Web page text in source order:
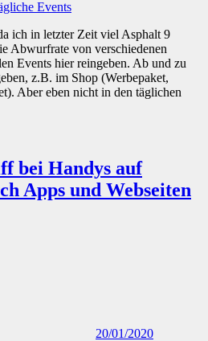
ich in letzter Zeit viel Asphalt 9
Abwurfrate von verschiedenen
Events hier reingeben. Ab und zu
z.B. im Shop (Werbepaket,
Aber eben nicht in den täglichen
bei Handys auf
Apps und Webseiten
20/01/2020